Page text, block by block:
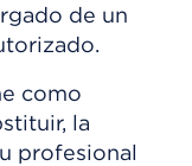
de un
como
la
profesional